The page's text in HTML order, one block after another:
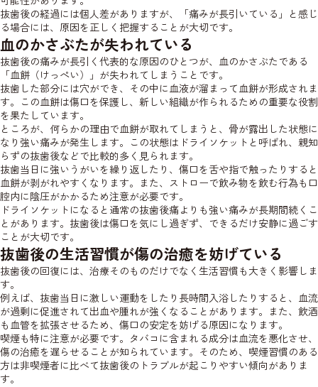
抜歯後の経過には個人差がありますが、「痛みが長引いている」と感じ
る場合には、原因を正しく把握することが大切です。
血のかさぶたが失われている
抜歯後の痛みが長引く代表的な原因のひとつが、血のかさぶたである
「血餅（けっぺい）」が失われてしまうことです。
抜歯した部分には穴ができ、その中に血液が溜まって血餅が形成されま
す。この血餅は傷口を保護し、新しい組織が作られるための重要な役割
を果たしています。
ところが、何らかの理由で血餅が取れてしまうと、骨が露出した状態に
なり強い痛みが発生します。この状態はドライソケットと呼ばれ、親知
らずの抜歯後などで比較的多く見られます。
抜歯当日に強いうがいを繰り返したり、傷口を舌や指で触ったりすると
血餅が剥がれやすくなります。また、ストローで飲み物を飲む行為も口
腔内に陰圧がかかるため注意が必要です。
ドライソケットになると通常の抜歯後痛よりも強い痛みが長期間続くこ
とがあります。抜歯後は傷口を気にし過ぎず、できるだけ安静に過ごす
ことが大切です。
抜歯後の生活習慣が傷の治癒を妨げている
抜歯後の回復には、治療そのものだけでなく生活習慣も大きく影響しま
す。
例えば、抜歯当日に激しい運動をしたり長時間入浴したりすると、血流
が過剰に促進されて出血や腫れが強くなることがあります。また、飲酒
も血管を拡張させるため、傷口の安定を妨げる原因になります。
喫煙も特に注意が必要です。タバコに含まれる成分は血流を悪化させ、
傷の治癒を遅らせることが知られています。そのため、喫煙習慣のある
方は非喫煙者に比べて抜歯後のトラブルが起こりやすい傾向がありま
す。